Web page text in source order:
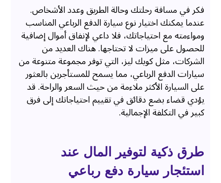
فكر في مسافة رحلتك وحالة الطريق وعدد الأشخاص.
عندما يمكنك اختيار نوع سيارة الدفع الرباعي المناسب
ومواءمته مع احتياجاتك، فلا داعي لإنفاق أموال إضافية
للحصول على ميزات لا تحتاجها. هناك العديد من
الشركات، مثل كويك ليز، التي توفر مجموعة متنوعة من
سيارات الدفع الرباعي، مما يسمح للمستأجرين بالعثور
على السيارة الأكثر ملاءمة من حيث السعر والراحة. قد
يؤدي قضاء بضع دقائق في تقييم احتياجاتك إلى فرق
كبير في التكلفة الإجمالية.
طرق ذكية لتوفير المال عند
استئجار سيارة دفع رباعي